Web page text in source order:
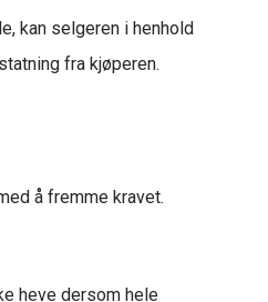
kan selgeren i henhold
fra kjøperen.
å fremme kravet.
heve dersom hele